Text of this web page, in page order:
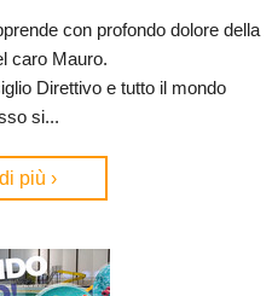
con profondo dolore della
caro Mauro.
Direttivo e tutto il mondo
si...
più ›